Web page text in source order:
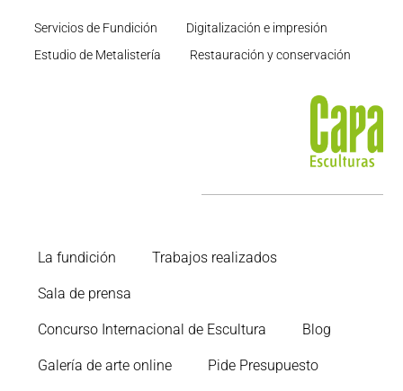
Servicios de Fundición
Digitalización e impresión
Estudio de Metalistería
Restauración y conservación
La fundición Trabajos realizados
Sala de prensa
Concurso Internacional de Escultura Blog
Galería de arte online Pide Presupuesto